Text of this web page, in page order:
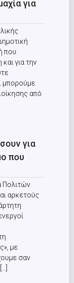
για
που
για την
μπορούμε
από
για
που
Πολιτών
αρκετούς
με
σαν